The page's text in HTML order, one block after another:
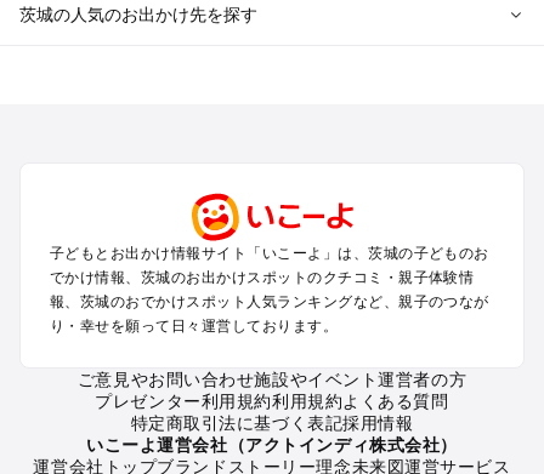
茨城の人気のお出かけ先を探す
久喜・行田・加須・羽生のプールお出かけ
土浦・霞ヶ浦・鹿島・潮来のプールお出かけ
大洗・ひたちなかのプールお出かけ
熊谷・太田・足利・古河のプールお出かけ
日立・北茨城・奥久慈のプールお出かけ
茨城の定番お出かけスポット
茨城の遊園地
茨城の動物園
子どもとお出かけ情報サイト「いこーよ」は、茨城の子どものお
でかけ情報、茨城のお出かけスポットのクチコミ・親子体験情
報、茨城のおでかけスポット人気ランキングなど、親子のつなが
り・幸せを願って日々運営しております。
ご意見やお問い合わせ施設やイベント運営者の方
プレゼンター利用規約利用規約よくある質問
特定商取引法に基づく表記採用情報
いこーよ運営会社（アクトインディ株式会社）
運営会社トップブランドストーリー理念未来図運営サービス